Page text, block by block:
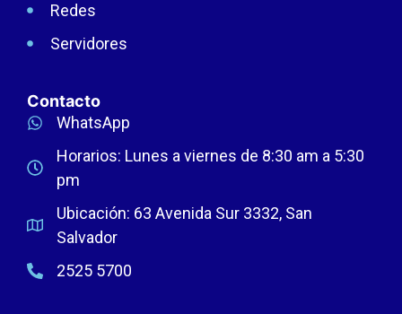
Redes
Servidores
Contacto
WhatsApp
Horarios: Lunes a viernes de 8:30 am a 5:30
pm
Ubicación: 63 Avenida Sur 3332, San
Salvador
2525 5700